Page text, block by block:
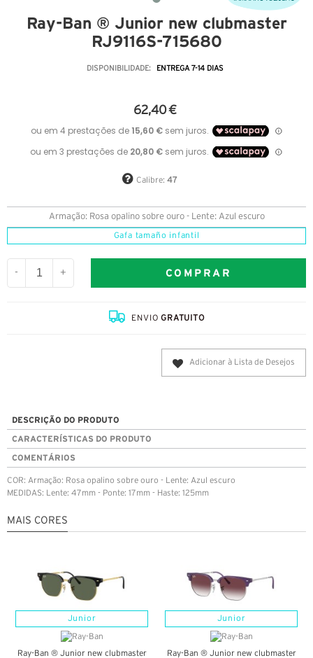
Ray-Ban ® Junior new clubmaster
RJ9116S-715680
DISPONIBILIDADE: ENTREGA 7-14 DIAS
62,40 €
Calibre: 47
Armação: Rosa opalino sobre ouro - Lente: Azul escuro
Gafa tamaño infantil
- + COMPRAR
ENVIOGRATUITO
Adicionar à Lista de Desejos
DESCRIÇÃO DO PRODUTO
CARACTERÍSTICAS DO PRODUTO
COMENTÁRIOS
COR: Armação: Rosa opalino sobre ouro - Lente: Azul escuro
MEDIDAS: Lente: 47mm - Ponte: 17mm - Haste: 125mm
MAIS CORES
Junior
Ray-Ban ® Junior new clubmaster
Junior
Ray-Ban ® Junior new clubmaster